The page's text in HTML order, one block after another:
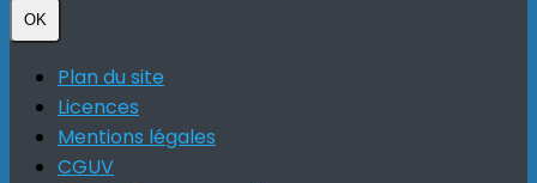
OK
Plan du site
Licences
Mentions légales
CGUV